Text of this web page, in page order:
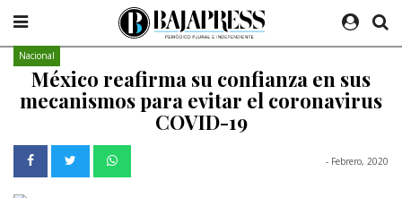
Nacional
México reafirma su confianza en sus
mecanismos para evitar el coronavirus
COVID-19
- Febrero, 2020